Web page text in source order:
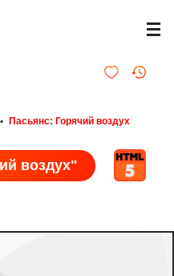
• Пасьянс: Горячий воздух
воздух"